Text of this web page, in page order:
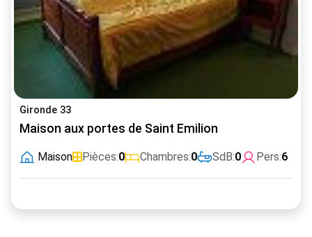
Gironde 33
Maison aux portes de Saint Emilion
Maison Pièces:0 Chambres:0 SdB:0 Pers:6